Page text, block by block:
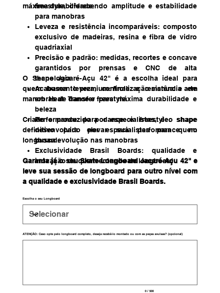
máxima durabilidade.
freestyle, oferecendo amplitude e estabilidade
para manobras
Leveza e resistência incomparáveis: composto
exclusivo de madeiras, resina e fibra de vidro
quadriaxial
Precisão e padrão: medidas, recortes e concave
garantidos por prensas e CNC de alta
tecnologia
Acabamento premium: finalização manual e arte
em Heat Transfer para máxima durabilidade e
beleza
Performance para dance e freestyle: shape
desenvolvido por especialistas para quem
busca evolução nas manobras
Exclusividade Brasil Boards: qualidade e
inovação de quem entende de longboard
O Shape Jacaré-Açu 42" é a escolha ideal para
quem busca leveza, controle e resistência em
manobras de dance e freestyle.
Criado e produzido por especialistas, é o shape
definitivo para elevar sua performance no
longboard.
Garanta já o seu Skate Longboard Jacaré-Açu 42" e
leve sua sessão de longboard para outro nível com
a qualidade e exclusividade Brasil Boards.
Escolha o seu Longboard
ATENÇÃO: Caso opte pelo longboard completo, deseja recebê-lo montado ou com as peças avulsas? (opcional)
0 / 500